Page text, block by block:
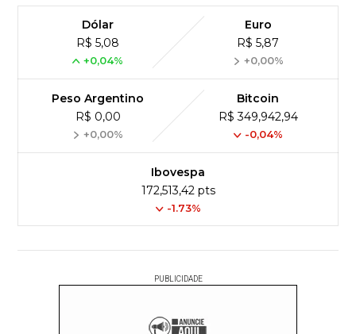
Dólar
R$ 5,08
+0,04%
Euro
R$ 5,87
+0,00%
Peso Argentino
R$ 0,00
+0,00%
Bitcoin
R$ 349,942,94
-0,04%
Ibovespa
172,513,42 pts
-1.73%
PUBLICIDADE